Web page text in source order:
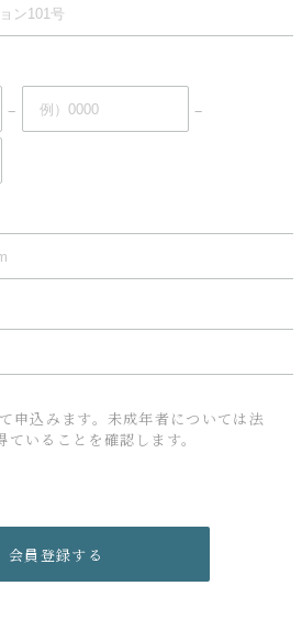
–
–
申込みます。未成年者については法
いることを確認します。